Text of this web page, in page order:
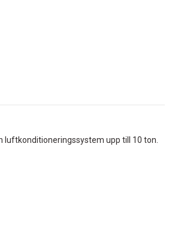
upp till 10 ton.